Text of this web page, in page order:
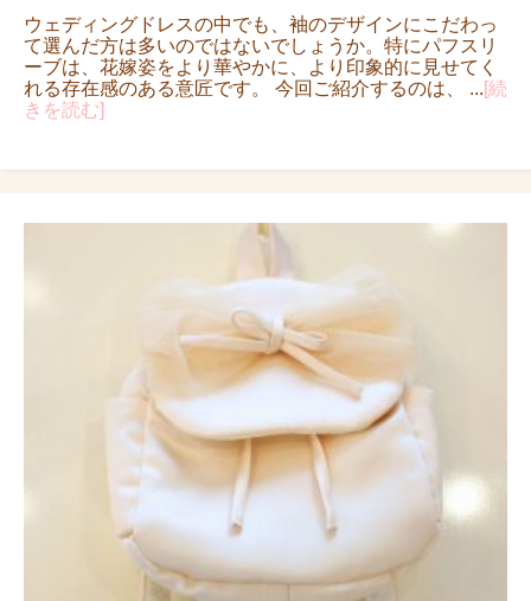
ウェディングドレスの中でも、袖のデザインにこだわっ
て選んだ方は多いのではないでしょうか。特にパフスリ
ーブは、花嫁姿をより華やかに、より印象的に見せてく
れる存在感のある意匠です。 今回ご紹介するのは、 ...[続
きを読む]